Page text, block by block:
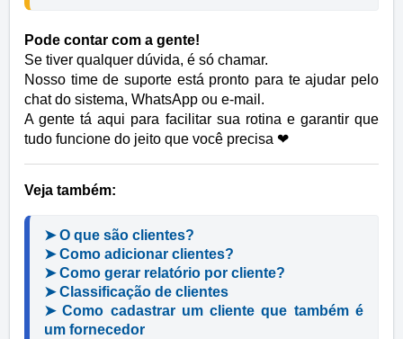
Pode contar com a gente!
Se tiver qualquer dúvida, é só chamar.
Nosso time de suporte está pronto para te ajudar pelo
chat do sistema, WhatsApp ou e-mail.
A gente tá aqui para facilitar sua rotina e garantir que
tudo funcione do jeito que você precisa ❤
Veja também:
➤ O que são clientes?
➤ Como adicionar clientes?
➤ Como gerar relatório por cliente?
➤ Classificação de clientes
➤ Como cadastrar um cliente que também é
um fornecedor